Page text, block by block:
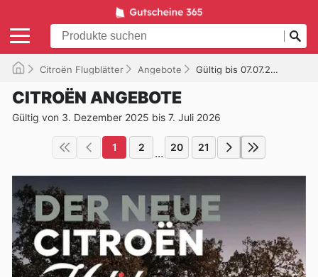
Citroën Flugblätter Angebote Gültig bis 07.07.2026
CITROËN ANGEBOTE
Gültig von 3. Dezember 2025 bis 7. Juli 2026
1 2 ... 20 21